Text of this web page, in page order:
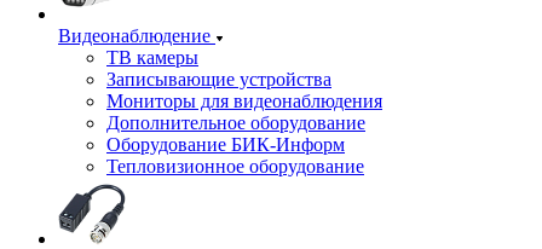
Видеонаблюдение
ТВ камеры
Записывающие устройства
Мониторы для видеонаблюдения
Дополнительное оборудование
Оборудование БИК-Информ
Тепловизионное оборудование